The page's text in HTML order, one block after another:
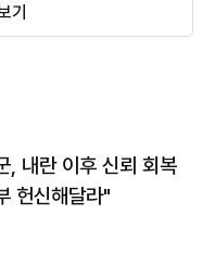
기
, 내란 이후 신뢰 회복
헌신해달라"